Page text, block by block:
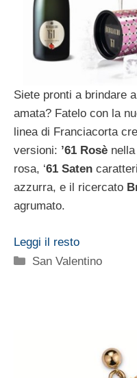
Siete pronti a brindare a
amata? Fatelo con la
linea di Franciacorta
versioni: ’61 Rosè
rosa, ‘61 Saten
azzurra, e il ricercato
agrumato.
Leggi il resto
Categorie
San Valentino